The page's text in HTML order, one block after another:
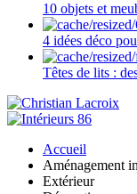
10 objets et
4 idées déco
Têtes de lits :
Accueil
Aménagement
Extérieur